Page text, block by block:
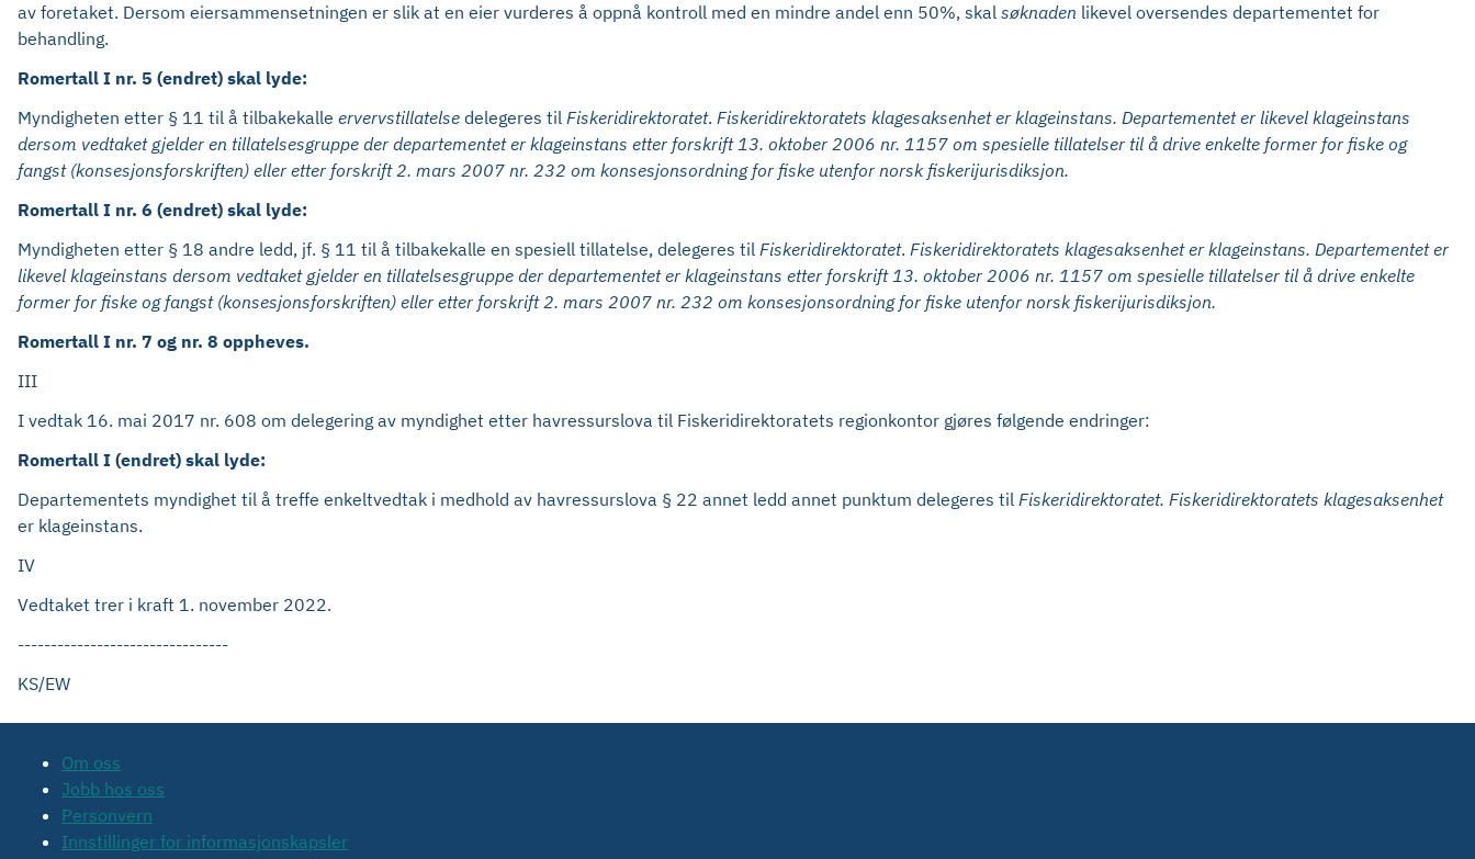
av foretaket. Dersom eiersammensetningen er slik at en eier vurderes å oppnå kontroll med en mindre andel enn 50%, skal søknaden likevel oversendes departementet for
behandling.
Romertall I nr. 5 (endret) skal lyde:
Myndigheten etter § 11 til å tilbakekalle ervervstillatelse delegeres til Fiskeridirektoratet. Fiskeridirektoratets klagesaksenhet er klageinstans. Departementet er likevel klageinstans
dersom vedtaket gjelder en tillatelsesgruppe der departementet er klageinstans etter forskrift 13. oktober 2006 nr. 1157 om spesielle tillatelser til å drive enkelte former for fiske og
fangst (konsesjonsforskriften) eller etter forskrift 2. mars 2007 nr. 232 om konsesjonsordning for fiske utenfor norsk fiskerijurisdiksjon.
Romertall I nr. 6 (endret) skal lyde:
Myndigheten etter § 18 andre ledd, jf. § 11 til å tilbakekalle en spesiell tillatelse, delegeres til Fiskeridirektoratet. Fiskeridirektoratets klagesaksenhet er klageinstans. Departementet er
likevel klageinstans dersom vedtaket gjelder en tillatelsesgruppe der departementet er klageinstans etter forskrift 13. oktober 2006 nr. 1157 om spesielle tillatelser til å drive enkelte
former for fiske og fangst (konsesjonsforskriften) eller etter forskrift 2. mars 2007 nr. 232 om konsesjonsordning for fiske utenfor norsk fiskerijurisdiksjon.
Romertall I nr. 7 og nr. 8 oppheves.
III
I vedtak 16. mai 2017 nr. 608 om delegering av myndighet etter havressurslova til Fiskeridirektoratets regionkontor gjøres følgende endringer:
Romertall I (endret) skal lyde:
Departementets myndighet til å treffe enkeltvedtak i medhold av havressurslova § 22 annet ledd annet punktum delegeres til Fiskeridirektoratet. Fiskeridirektoratets klagesaksenhet
er klageinstans.
IV
Vedtaket trer i kraft 1. november 2022.
--------------------------------
KS/EW
Om oss
Jobb hos oss
Personvern
Innstillinger for informasjonskapsler